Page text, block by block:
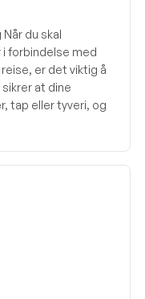
du skal
forbindelse med
er det viktig å
at dine
tap eller tyveri, og